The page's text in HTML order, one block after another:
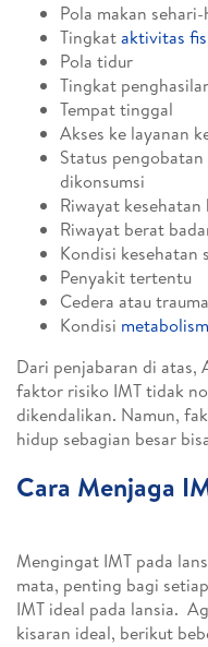
Pola makan
Tingkataktivitas
Pola tidur
Tingkat
Tempat tinggal
Akses ke layanan
Status
dikonsumsi
Riwayat kesehatan
Riwayat berat
Kondisi kesehatan
Penyakit tertentu
Cedera atau trauma
Kondisi
Dari penjabaran di atas,
faktor risiko IMT tidak
dikendalikan. Namun,
hidup sebagian besar
Cara Menjaga
Mengingat IMT pada
mata, penting bagi
IMT ideal pada lansia.
kisaran ideal, berikut